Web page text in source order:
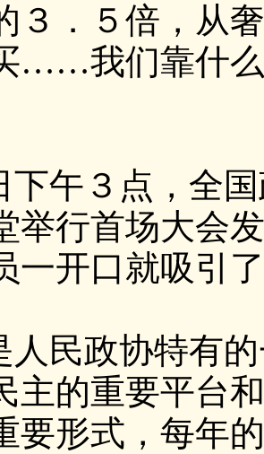
３．５倍，从
……我们靠什
下午３点，全
举行首场大会
一开口就吸引
人民政协特有
主的重要平台
要形式，每年